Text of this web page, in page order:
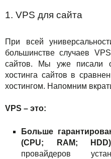
FAQ
Авторская колонка
События
Праздники
Акции
1. VPS для сайта
При всей
большинстве случаев
сайтов. Мы уже писали
хостинга сайтов в
хостингом. Напомним
VPS – это:
Больше
(CPU; RAM;
провайдеров